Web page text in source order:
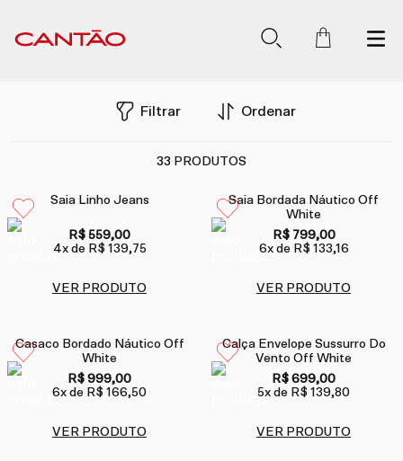
Filtrar Ordenar
33 PRODUTOS
Saia Linho Jeans
R$ 559,00
4x de R$ 139,75
VER PRODUTO
Saia Bordada Náutico Off
White
R$ 799,00
6x de R$ 133,16
VER PRODUTO
Casaco Bordado Náutico Off
White
R$ 999,00
6x de R$ 166,50
VER PRODUTO
Calça Envelope Sussurro Do
Vento Off White
R$ 699,00
5x de R$ 139,80
VER PRODUTO